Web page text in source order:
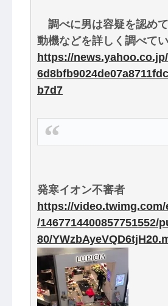
調べに男は容疑を認め
動機などを詳しく調べてい
https://
b7d7
発寒イオン不審者
https://
/1467714400857751552/
80/